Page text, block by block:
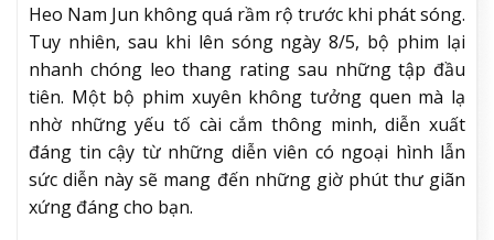
Heo Nam Jun không quá rầm rộ trước khi phát sóng.
Tuy nhiên, sau khi lên sóng ngày 8/5, bộ phim lại
nhanh chóng leo thang rating sau những tập đầu
tiên. Một bộ phim xuyên không tưởng quen mà lạ
nhờ những yếu tố cài cắm thông minh, diễn xuất
đáng tin cậy từ những diễn viên có ngoại hình lẫn
sức diễn này sẽ mang đến những giờ phút thư giãn
xứng đáng cho bạn.